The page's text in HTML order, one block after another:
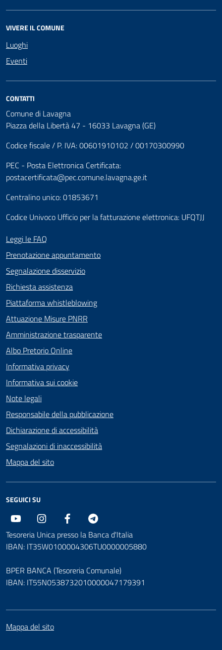
VIVERE IL COMUNE
Luoghi
Eventi
CONTATTI
Comune di Lavagna
Piazza della Libertà 47 - 16033 Lavagna (GE)
Codice fiscale / P. IVA: 00601910102 / 00170300990
PEC - Posta Elettronica Certificata:
postacertificata@pec.comune.lavagna.ge.it
Centralino unico: 01853671
Codice Univoco Ufficio per la fatturazione elettronica: UFQTJJ
Leggi le FAQ
Prenotazione appuntamento
Segnalazione disservizio
Richiesta assistenza
Piattaforma whistleblowing
Attuazione Misure PNRR
Amministrazione trasparente
Albo Pretorio Online
Informativa privacy
Informativa sui cookie
Note legali
Responsabile della pubblicazione
Dichiarazione di accessibilità
Segnalazioni di inaccessibilità
Mappa del sito
SEGUICI SU
Youtube Instagram Facebook
Tesoreria Unica presso la Banca d'Italia
IBAN: IT35W0100004306TU0000005880
BPER BANCA (Tesoreria Comunale)
IBAN: IT55N0538732010000047179391
Mappa del sito